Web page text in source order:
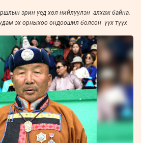
эрин үед хөл нийлүүлэн алхаж байна.
эх орныхоо ондоошил болсон үүх түүх